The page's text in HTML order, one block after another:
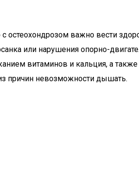
остеохондрозом важно вести
или нарушения опорно-
витаминов и кальция, а
причин невозможности дышать.